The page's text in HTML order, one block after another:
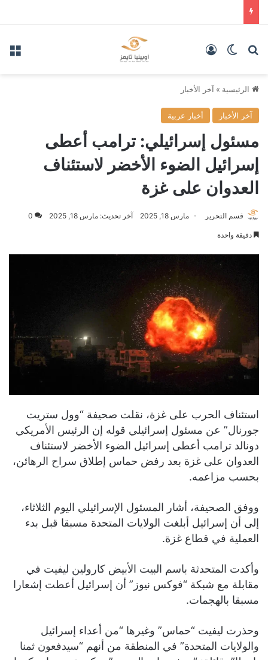
بحث عنالوضع المظلم
الرئيسية » آخر الأخبار
آخر الأخبار أخبار عربية
مسئول إسرائيلي: ترامب أعطى
إسرائيل الضوء الأخضر لاستئناف
العدوان على غزة
قسم التحرير مارس 18, 2025 آخر تحديث: مارس 18, 2025 0
دقيقة واحدة
استئناف الحرب على غزة، نقلت صحيفة “وول ستريت
جورنال” عن مسئول إسرائيلي قوله إن الرئيس الأمريكي
دونالد ترامب أعطى إسرائيل الضوء الأخضر لاستئناف
العدوان على غزة بعد رفض حماس إطلاق سراح الرهائن،
بحسب مزاعمه.
ووفق الصحيفة، أشار المسئول الإسرائيلي اليوم الثلاثاء،
إلى أن إسرائيل أبلغت الولايات المتحدة مسبقا قبل بدء
العملية في قطاع غزة.
وأكدت المتحدثة باسم البيت الأبيض كارولين ليفيت في
مقابلة مع شبكة “فوكس نيوز” أن إسرائيل أعطت إشعارا
مسبقا بالهجمات.
وحذرت ليفيت “حماس” وغيرها “من أعداء إسرائيل
والولايات المتحدة” في المنطقة من أنهم “سيدفعون ثمنا